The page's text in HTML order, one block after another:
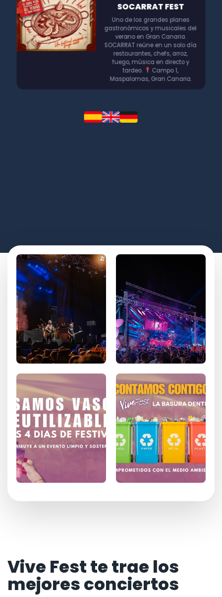
SOCARRAT FEST
Uno de los grandes planes
gastronómicos y musicales del
verano en Gran Canaria.
SOCARRAT reúne en un solo día
restaurantes, chefs, arroz,
fuego, música en directo y
tardeo.
Campo 1,
Maspalomas, Gran Canaria.
Vive Fest te trae los
mejores conciertos